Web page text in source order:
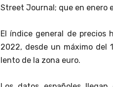
Street Journal; que en enero
El índice general de precios
2022, desde un máximo del
lento de la zona euro.